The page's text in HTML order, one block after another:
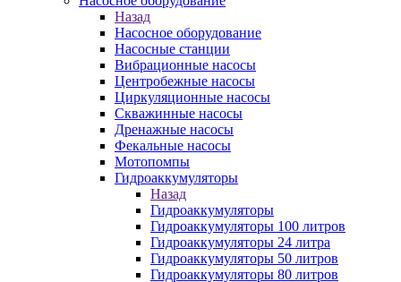
Назад
Насосное оборудование
Насосные станции
Вибрационные насосы
Центробежные насосы
Циркуляционные насосы
Скважинные насосы
Дренажные насосы
Фекальные насосы
Мотопомпы
Гидроаккумуляторы
Назад
Гидроаккумуляторы
Гидроаккумуляторы 100 литров
Гидроаккумуляторы 24 литра
Гидроаккумуляторы 50 литров
Гидроаккумуляторы 80 литров